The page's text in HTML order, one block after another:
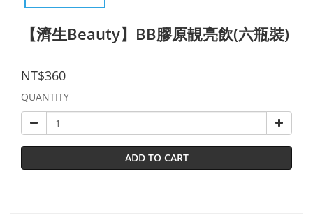
【濟生Beauty】BB膠原靚亮飲(六瓶裝)
NT$360
QUANTITY
ADD TO CART